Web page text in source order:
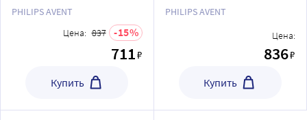
мес 2 шт. scf093/01
PHILIPS AVENT
Цена: 837 15
711₽
Купить
мес+ 2 шт. scf349/18
PHILIPS AVENT
Цена:
836₽
Купить